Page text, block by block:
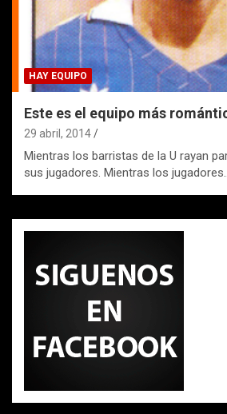
HAY EQUIPO
Este es el equipo más
29 abril, 2014
Mientras los barristas de la U rayan
sus jugadores. Mientras los